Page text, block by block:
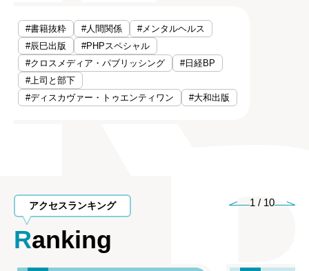
#書籍抜粋 #人間関係
#メンタルヘルス
#辰巳出版
#PHPスペシャル
#クロスメディア・パブリッシング
#日経BP
#上司と部下
#ディスカヴァー・トゥエンティワン
#大和出版
アクセスランキング
Ranking
1 / 10